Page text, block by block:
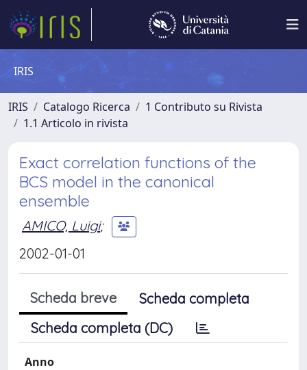
IRIS
IRIS Catalogo Ricerca
1 Contributo su Rivista
1.1 Articolo in rivista
Exact correlation functions of the
BCS model in the canonical
ensemble
AMICO, Luigi;
2002-01-01
Scheda breve
Scheda completa
Scheda completa (DC)
Anno